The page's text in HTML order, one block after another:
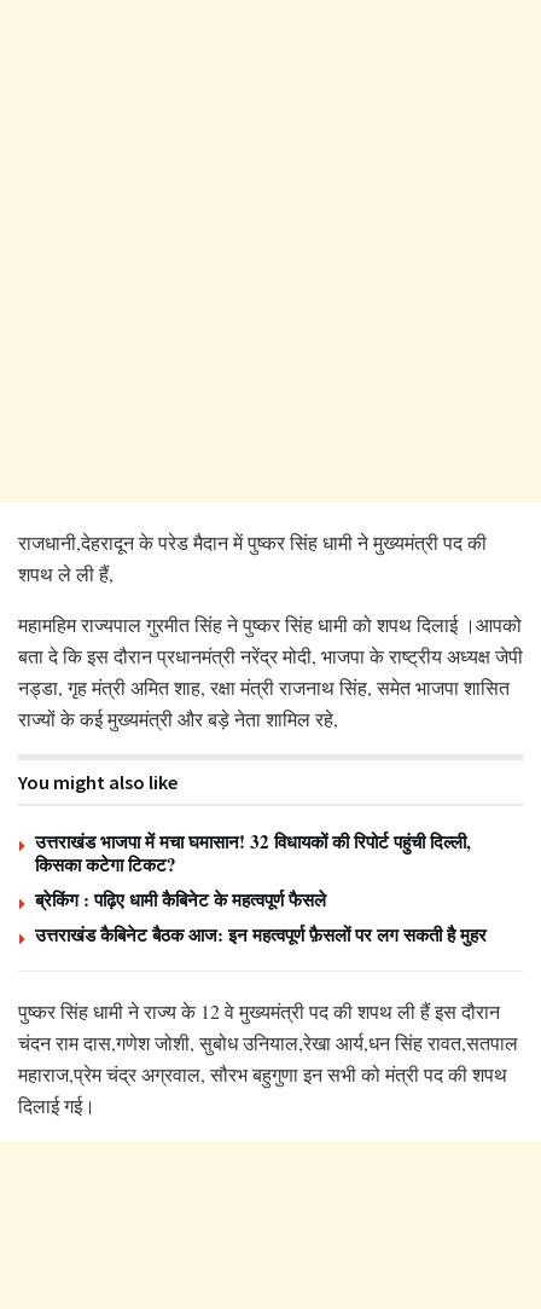
राजधानी,देहरादून के परेड मैदान में पुष्कर सिंह धामी ने मुख्यमंत्री पद की
शपथ ले ली हैं,
महामहिम राज्यपाल गुरमीत सिंह ने पुष्कर सिंह धामी को शपथ दिलाई ।आपको
बता दे कि इस दौरान प्रधानमंत्री नरेंद्र मोदी, भाजपा के राष्ट्रीय अध्यक्ष जेपी
नड्डा, गृह मंत्री अमित शाह, रक्षा मंत्री राजनाथ सिंह, समेत भाजपा शासित
राज्यों के कई मुख्यमंत्री और बड़े नेता शामिल रहे,
You might also like
उत्तराखंड भाजपा में मचा घमासान! 32 विधायकों की रिपोर्ट पहुंची दिल्ली,
किसका कटेगा टिकट?
ब्रेकिंग : पढ़िए धामी कैबिनेट के महत्वपूर्ण फैसले
उत्तराखंड कैबिनेट बैठक आज: इन महत्वपूर्ण फ़ैसलों पर लग सकती है मुहर
पुष्कर सिंह धामी ने राज्य के 12 वे मुख्यमंत्री पद की शपथ ली हैं इस दौरान
चंदन राम दास,गणेश जोशी, सुबोध उनियाल,रेखा आर्य,धन सिंह रावत,सतपाल
महाराज,प्रेम चंद्र अग्रवाल, सौरभ बहुगुणा इन सभी को मंत्री पद की शपथ
दिलाई गई।